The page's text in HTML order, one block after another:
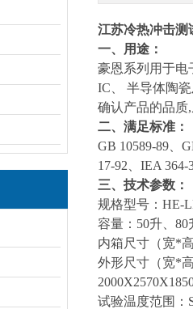
江苏冷热冲击测
一、用途：
豪恩系列 用于电
IC、 半导体陶
确认产品的品质
二、满足标准：
GB 10589-89、
17-92、IEA
三、技术参数：
规格型号：HE-
容量：50升、80
内箱尺寸（宽*
外形尺寸（宽*
试验温度范围